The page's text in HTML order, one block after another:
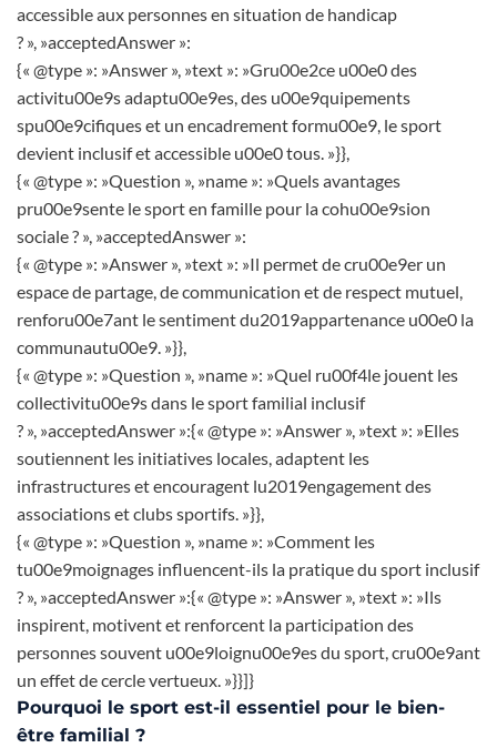
accessible aux personnes en situation de handicap
? », »acceptedAnswer »:
{« @type »: »Answer », »text »: »Gru00e2ce u00e0 des
activitu00e9s adaptu00e9es, des u00e9quipements
spu00e9cifiques et un encadrement formu00e9, le sport
devient inclusif et accessible u00e0 tous. »}},
{« @type »: »Question », »name »: »Quels avantages
pru00e9sente le sport en famille pour la cohu00e9sion
sociale ? », »acceptedAnswer »:
{« @type »: »Answer », »text »: »Il permet de cru00e9er un
espace de partage, de communication et de respect mutuel,
renforu00e7ant le sentiment du2019appartenance u00e0 la
communautu00e9. »}},
{« @type »: »Question », »name »: »Quel ru00f4le jouent les
collectivitu00e9s dans le sport familial inclusif
? », »acceptedAnswer »:{« @type »: »Answer », »text »: »Elles
soutiennent les initiatives locales, adaptent les
infrastructures et encouragent lu2019engagement des
associations et clubs sportifs. »}},
{« @type »: »Question », »name »: »Comment les
tu00e9moignages influencent-ils la pratique du sport inclusif
? », »acceptedAnswer »:{« @type »: »Answer », »text »: »Ils
inspirent, motivent et renforcent la participation des
personnes souvent u00e9loignu00e9es du sport, cru00e9ant
un effet de cercle vertueux. »}}]}
Pourquoi le sport est-il essentiel pour le bien-
être familial ?